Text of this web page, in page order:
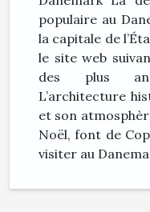
populaire au
la capitale de
le site web
des plus
L’architecture
et son
Noël, font de
visiter au